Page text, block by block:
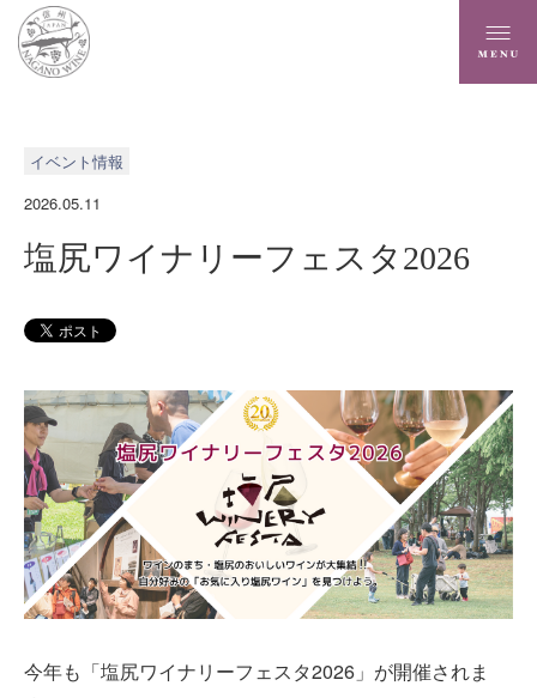
イベント情報
2026.05.11
塩尻ワイナリーフェスタ2026
今年も「塩尻ワイナリーフェスタ2026 」が開催されま